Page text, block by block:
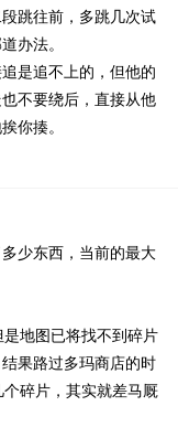
跳往前，多跳几次试
办法。
是追不上的，但他的
不要绕后，直接从他
你揍。
少东西，当前的最大
地图已将找不到碎片
果路过多玛商店的时
碎片，其实就差马厩